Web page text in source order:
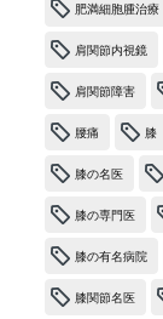
肥満細胞腫治療
肩関節内視鏡
肩関節障害
腰痛 膝
膝の名医
膝の専門医
膝の有名病院
膝関節名医